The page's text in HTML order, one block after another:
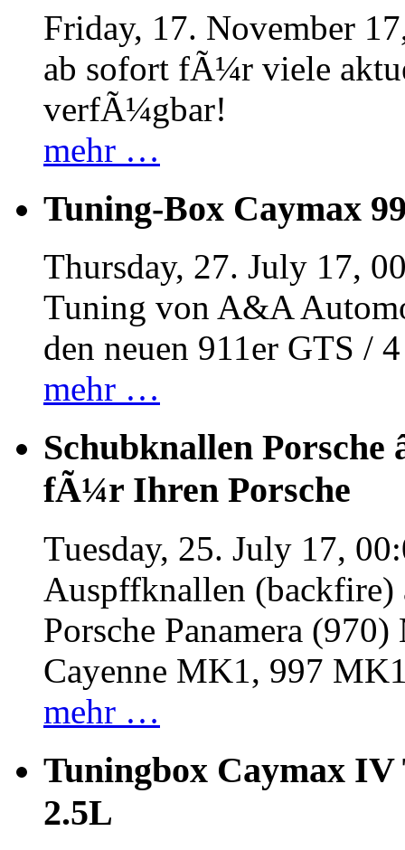
Friday, 17. November
ab sofort fÃ¼r viele
verfÃ¼gbar!
mehr …
Tuning-Box Caymax
Thursday, 27. July 17,
Tuning von A&A
den neuen 911er GTS /
mehr …
Schubknallen Porsche
fÃ¼r Ihren Porsche
Tuesday, 25. July 17,
Auspffknallen
Porsche Panamera
Cayenne MK1, 997
mehr …
Tuningbox Caymax IV
2.5L